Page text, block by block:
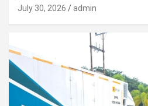
July 30, 2026 admin